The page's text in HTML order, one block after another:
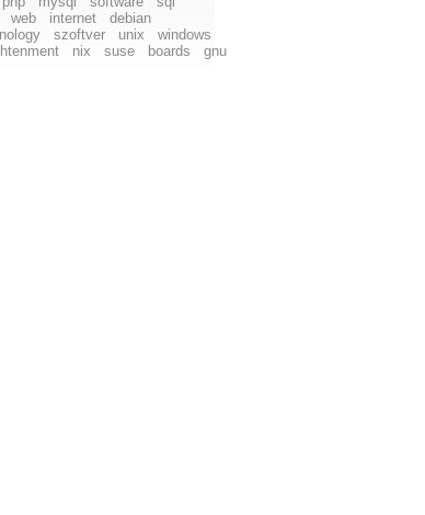
web internet
debian
szoftver unix
windows
nix suse boards
gnu